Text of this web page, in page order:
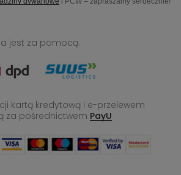
jest za pomocą:
kartą kredytową i e-przelewem
za pośrednictwem PayU